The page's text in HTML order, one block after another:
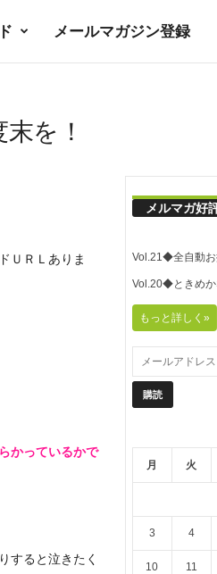
メールマガジン登録
を！
ＵＲＬありま
かっているかで
すると泣きたく
メルマガ好
Vol.21◆全自動お
Vol.20◆ときめか
もっと詳しく»
月 火
3 4
10 11